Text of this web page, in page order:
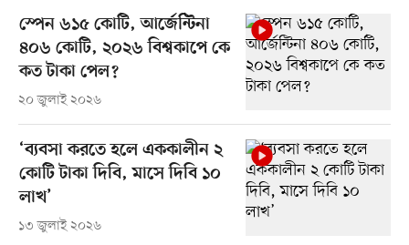
স্পেন ৬১৫ কোটি, আর্জেন্টিনা
৪০৬ কোটি, ২০২৬ বিশ্বকাপে কে
কত টাকা পেল?
২০ জুলাই ২০২৬
‘ব্যবসা করতে হলে এককালীন ২
কোটি টাকা দিবি, মাসে দিবি ১০
লাখ’
১৩ জুলাই ২০২৬